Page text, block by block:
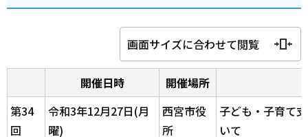
画面サイズに合わせて閲覧
開催日時 開催場所
第34
回
令和3年12月27日(月
曜)
西宮市役
所
子ども・子育て
いて